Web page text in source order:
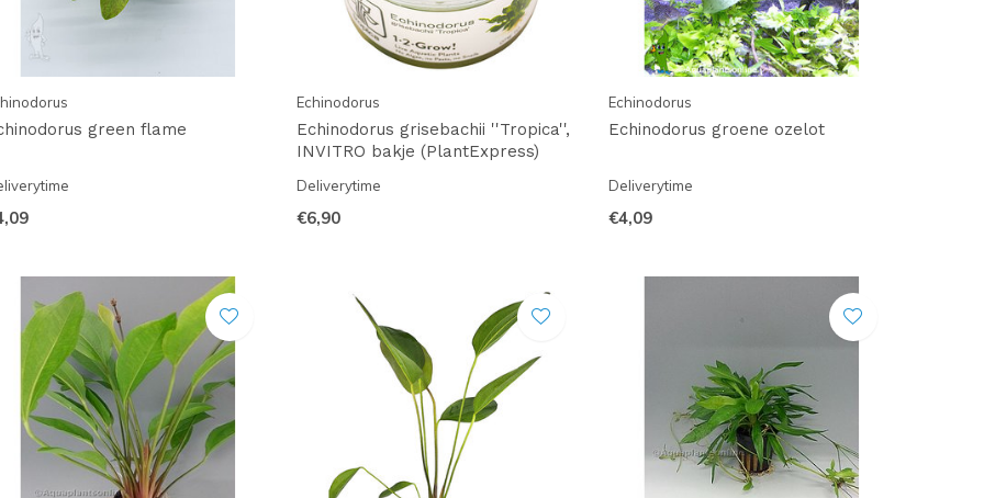
green flame
Echinodorus
Echinodorus grisebachii ''Tropica'',
INVITRO bakje (PlantExpress)
Deliverytime
€6,90
Echinodorus
Echinodorus groene ozelot
Deliverytime
€4,09